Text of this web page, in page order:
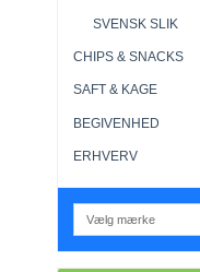
SVENSK SLIK
CHIPS & SNACKS
SAFT & KAGE
BEGIVENHED
ERHVERV